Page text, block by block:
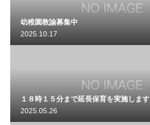
幼稚園教諭募集中
2025.10.17
１８時１５分まで延長保育を実施します
2025.05.26